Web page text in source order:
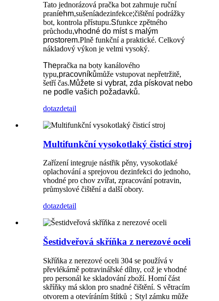
Tato jednorázová pračka bot zahrnuje ruční
praníehm,sušeníadezinfekce;čištění podrážky
bot, kontrola přístupu.Sfunkce zpětného
průchodu,vhodné do míst s malým
prostorem.Plně funkční a praktické. Celkový
nákladový výkon je velmi vysoký.
Thepračka na boty kanálového
typu,pracovníkůmůže vstupovat nepřetržitě,
šetří čas.Můžete si vybrat, zda pískovat nebo
ne podle vašich požadavků.
dotazdetail
Multifunkční vysokotlaký čisticí stroj
Zařízení integruje nástřik pěny, vysokotlaké
oplachování a sprejovou dezinfekci do jednoho,
vhodné pro chov zvířat, zpracování potravin,
průmyslové čištění a další obory.
dotazdetail
Šestidveřová skříňka z nerezové oceli
Skříňka z nerezové oceli 304 se používá v
převlékárně potravinářské dílny, což je vhodné
pro personál ke skladování zboží. Horní část
skříňky má sklon pro snadné čištění. S větracím
otvorem a otevíráním štítků；Styl zámku může